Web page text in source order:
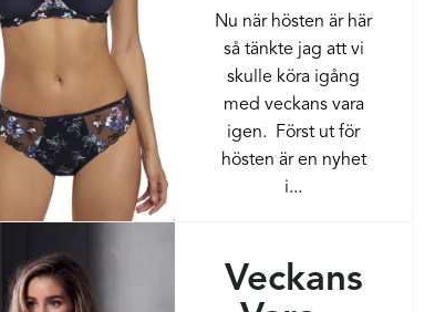
Nu när hösten är här
så tänkte jag att vi
skulle köra igång
med veckans vara
igen. Först ut för
hösten är en nyhet
i...
Veckans